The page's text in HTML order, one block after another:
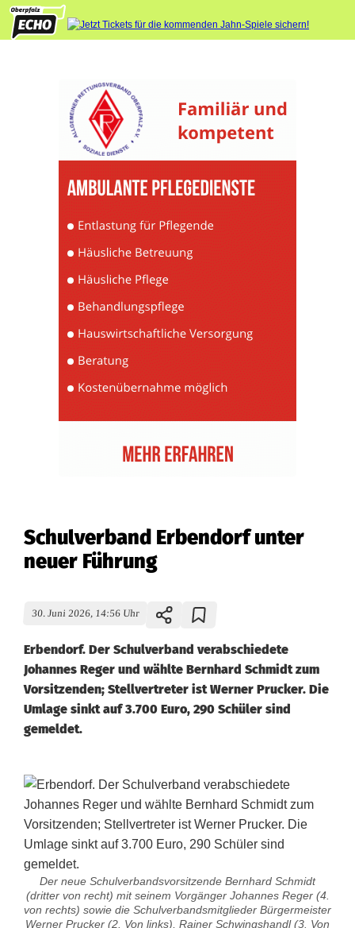
Schulverband Erbendorf unter
neuer Führung
30. Juni 2026, 14:56 Uhr
Erbendorf. Der Schulverband verabschiedete
Johannes Reger und wählte Bernhard Schmidt zum
Vorsitzenden; Stellvertreter ist Werner Prucker. Die
Umlage sinkt auf 3.700 Euro, 290 Schüler sind
gemeldet.
Der neue Schulverbandsvorsitzende Bernhard Schmidt
(dritter von recht) mit seinem Vorgänger Johannes Reger (4.
von rechts) sowie die Schulverbandsmitglieder Bürgermeister
Werner Prucker (2. Von links), Rainer Schwingshandl (3. Von